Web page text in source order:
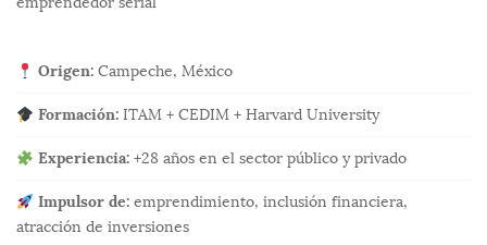
Origen:Campeche, México
Formación:ITAM + CEDIM + Harvard University
Experiencia:+28 años en el sector público y privado
Impulsor de:emprendimiento, inclusión financiera,
atracción de inversiones